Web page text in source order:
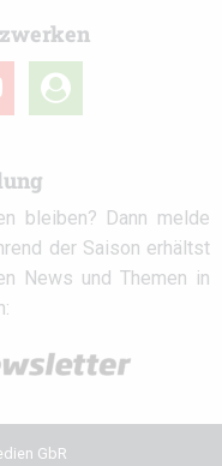
user-
circle
bleiben? Dann melde
der Saison erhältst
News und Themen in
GbR